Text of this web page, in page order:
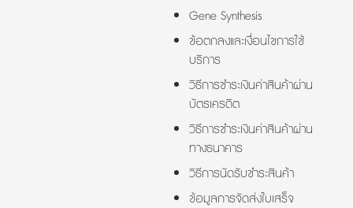
Gene Synthesis
ข้อตกลงและเงื่อนไขการใช้
บริการ
วิธีการชำระเงินค่าสินค้าผ่าน
บัตรเครดิต
วิธีการชำระเงินค่าสินค้าผ่าน
ทางธนาคาร
วิธีการนัดรับชำระสินค้า
ข้อมูลการจัดส่งใบเสร็จ